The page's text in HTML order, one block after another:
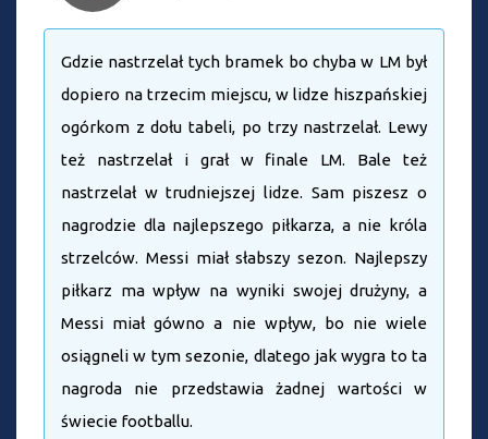
Gdzie nastrzelał tych bramek bo chyba w LM był
dopiero na trzecim miejscu, w lidze hiszpańskiej
ogórkom z dołu tabeli, po trzy nastrzelał. Lewy
też nastrzelał i grał w finale LM. Bale też
nastrzelał w trudniejszej lidze. Sam piszesz o
nagrodzie dla najlepszego piłkarza, a nie króla
strzelców. Messi miał słabszy sezon. Najlepszy
piłkarz ma wpływ na wyniki swojej drużyny, a
Messi miał gówno a nie wpływ, bo nie wiele
osiągneli w tym sezonie, dlatego jak wygra to ta
nagroda nie przedstawia żadnej wartości w
świecie footballu.